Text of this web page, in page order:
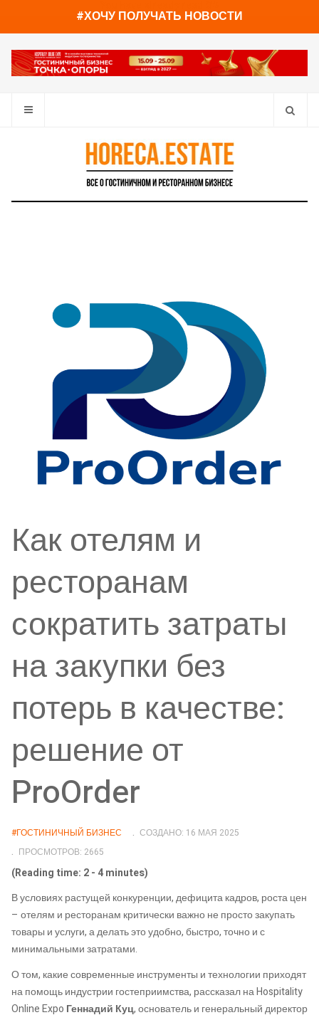
#ХОЧУ ПОЛУЧАТЬ НОВОСТИ
Как отелям и
ресторанам
сократить затраты
на закупки без
потерь в качестве:
решение от
ProOrder
#ГОСТИНИЧНЫЙ БИЗНЕС
СОЗДАНО: 16 МАЯ 2025
ПРОСМОТРОВ: 2665
(Reading time: 2 - 4 minutes)
В условиях растущей конкуренции, дефицита кадров, роста цен
– отелям и ресторанам критически важно не просто закупать
товары и услуги, а делать это удобно, быстро, точно и с
минимальными затратами.
О том, какие современные инструменты и технологии приходят
на помощь индустрии гостеприимства, рассказал на Hospitality
Online Expo Геннадий Куц, основатель и генеральный директор